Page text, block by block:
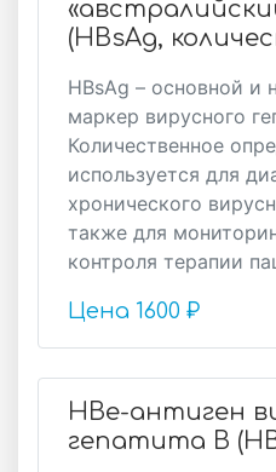
(HBsAg,
HBsAg – основной и
маркер вирусного
Количественное
используется для
хронического
также для
контроля терапии
Цена 1600 ₽
HBе-антиген
гепатита В